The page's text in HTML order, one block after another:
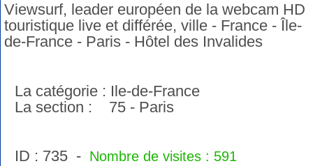
Viewsurf, leader européen de la webcam HD
touristique live et différée, ville - France - Île-
de-France - Paris - Hôtel des Invalides
La catégorie : Ile-de-France
La section : 75 - Paris
ID : 735 - Nombre de visites : 591